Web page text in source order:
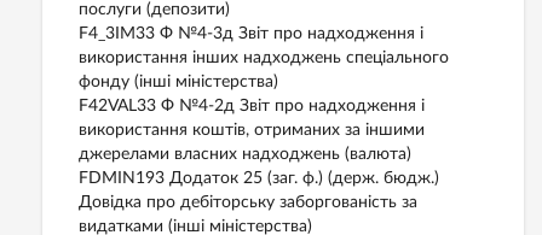
послуги (депозити)
F4_3IM33 Ф №4-3д Звіт про надходження і
використання інших надходжень спеціального
фонду (інші міністерства)
F42VAL33 Ф №4-2д Звіт про надходження і
використання коштів, отриманих за іншими
джерелами власних надходжень (валюта)
FDMIN193 Додаток 25 (заг. ф.) (держ. бюдж.)
Довідка про дебіторську заборгованість за
видатками (інші міністерства)